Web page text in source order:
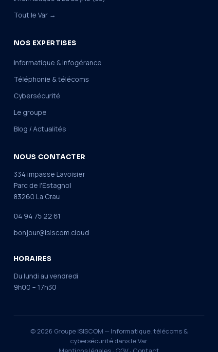
Tout le Var →
NOS EXPERTISES
Informatique & infogérance
Téléphonie & télécoms
Cybersécurité
Le groupe
Blog / Actualités
NOUS CONTACTER
334 impasse Lavoisier
Parc de l'Estagnol
83260 La Crau
04 94 75 22 61
bonjour@isiscom.cloud
HORAIRES
Du lundi au vendredi
9h00 – 17h30
© 2026 Groupe ISISCOM — Informatique, télécoms &
cybersécurité dans le Var.